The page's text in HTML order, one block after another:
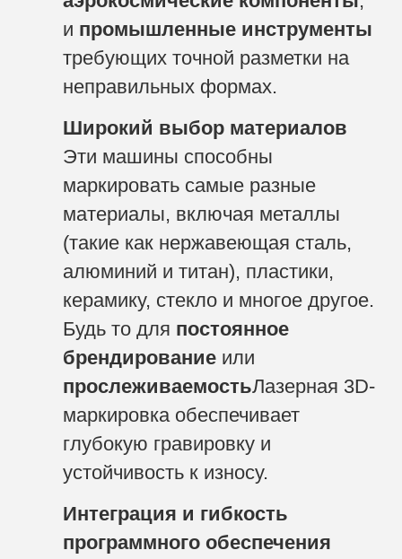
и промышленные инструменты
требующих точной разметки на
неправильных формах.
Широкий выбор материалов
Эти машины способны
маркировать самые разные
материалы, включая металлы
(такие как нержавеющая сталь,
алюминий и титан), пластики,
керамику, стекло и многое другое.
Будь то для постоянное
брендирование или
прослеживаемостьЛазерная 3D-
маркировка обеспечивает
глубокую гравировку и
устойчивость к износу.
Интеграция и гибкость
программного обеспечения